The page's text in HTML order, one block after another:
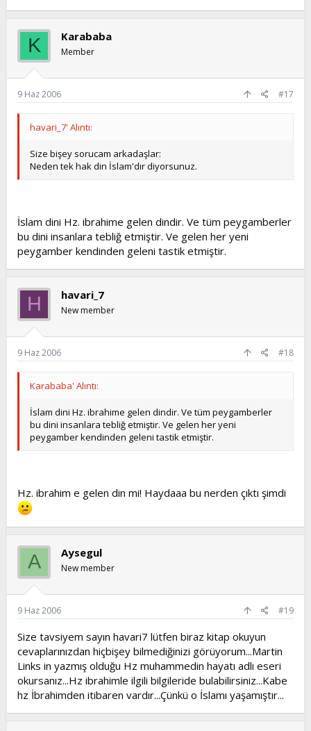
K Karababa
Member
9 Haz 2006 #17
havari_7' Alıntı:
Size bişey sorucam arkadaşlar:
Neden tek hak din İslam'dır diyorsunuz.
İslam dini Hz. ibrahime gelen dindir. Ve tüm peygamberler
bu dini insanlara tebliğ etmiştir. Ve gelen her yeni
peygamber kendinden geleni tastik etmiştir.
H havari_7
New member
9 Haz 2006 #18
Karababa' Alıntı:
İslam dini Hz. ibrahime gelen dindir. Ve tüm peygamberler
bu dini insanlara tebliğ etmiştir. Ve gelen her yeni
peygamber kendinden geleni tastik etmiştir.
Hz. ibrahim e gelen din mi! Haydaaa bu nerden çıktı şimdi
A Aysegul
New member
9 Haz 2006 #19
Size tavsiyem sayın havari7 lütfen biraz kitap okuyun
cevaplarınızdan hiçbişey bilmediğinizi görüyorum...Martin
Links in yazmış olduğu Hz muhammedin hayatı adlı eseri
okursanız...Hz ibrahimle ilgili bilgileride bulabilirsiniz...Kabe
hz İbrahimden itibaren vardır...Çünkü o İslamı yaşamıştır...